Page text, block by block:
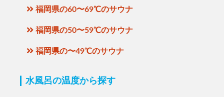
福岡県の60〜69℃のサウナ
福岡県の50〜59℃のサウナ
福岡県の〜49℃のサウナ
水風呂の温度から探す